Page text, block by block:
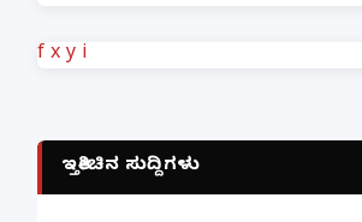
f x y i
ಇತ್ತೀಚಿನ ಸುದ್ದಿಗಳು